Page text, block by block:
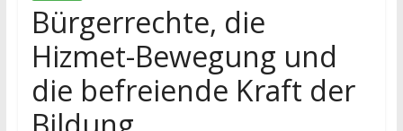
Bürgerrechte, die
Hizmet-Bewegung und
die befreiende Kraft der